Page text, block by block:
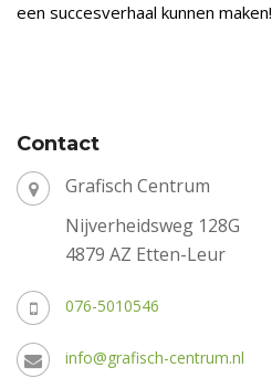
een succesverhaal kunnen maken!
Contact
Grafisch Centrum
Nijverheidsweg 128G
4879 AZ Etten-Leur
076-5010546
info@grafisch-centrum.nl